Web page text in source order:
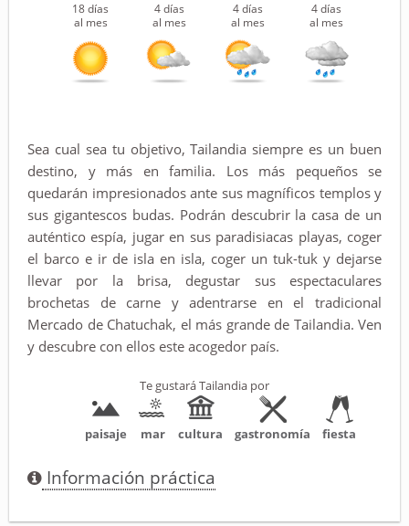
18 días
al mes
4 días
al mes
4 días
al mes
4 días
al mes
Sea cual sea tu objetivo, Tailandia siempre es un buen
destino, y más en familia. Los más pequeños se
quedarán impresionados ante sus magníficos templos y
sus gigantescos budas. Podrán descubrir la casa de un
auténtico espía, jugar en sus paradisiacas playas, coger
el barco e ir de isla en isla, coger un tuk-tuk y dejarse
llevar por la brisa, degustar sus espectaculares
brochetas de carne y adentrarse en el tradicional
Mercado de Chatuchak, el más grande de Tailandia. Ven
y descubre con ellos este acogedor país.
Te gustará Tailandia por
paisaje mar cultura gastronomía fiesta
Información práctica